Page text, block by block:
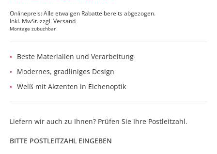
Onlinepreis: Alle etwaigen Rabatte bereits abgezogen.
Inkl. MwSt. zzgl.Versand
Montage zubuchbar
Beste Materialien und Verarbeitung
Modernes, gradliniges Design
Weiß mit Akzenten in Eichenoptik
Liefern wir auch zu Ihnen? Prüfen Sie Ihre Postleitzahl.
BITTE POSTLEITZAHL EINGEBEN